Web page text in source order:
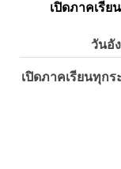
เปิดภาคเรีย
วันอั
เปิดภาคเรียนทุก